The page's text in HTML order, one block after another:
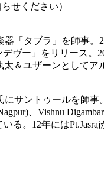
せください）
「タブラ」を師事
ヴー」をリリース
＆ユザーンとしてア
サントゥールを師
、Vishnu
。12年には